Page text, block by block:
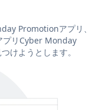
Promotionアプリ、
リCyber Monday
けようとします。